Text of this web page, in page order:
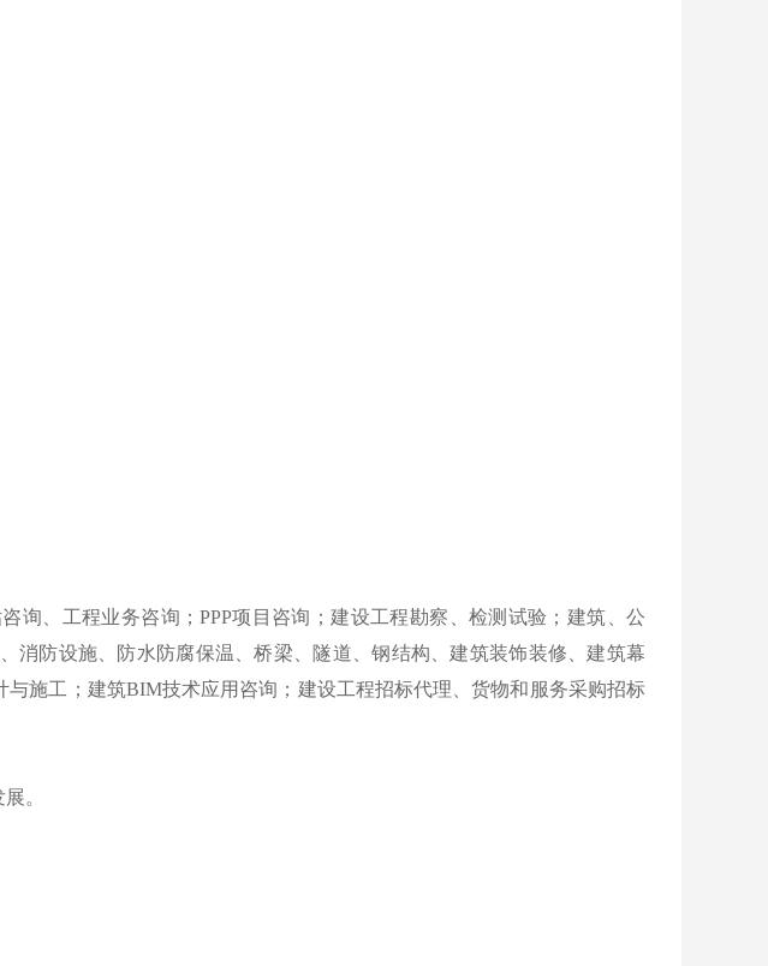
询、工程业务咨询； PPP项目咨询；建设工程勘察、检测试验；建筑、公
消防设施、防水防腐保温、桥梁、隧道、钢结构、建筑装饰装修、建筑幕
施工；建筑BIM技术应用咨询；建设工程招标代理、货物和服务采购招标
。